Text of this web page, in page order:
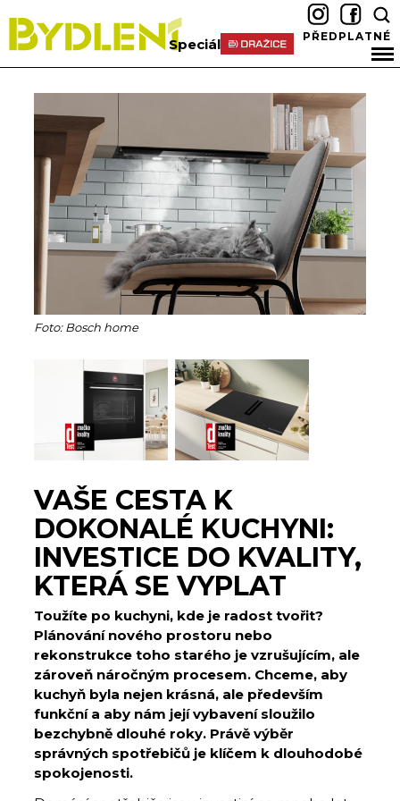
Speciál PŘEDPLATNÉ
Foto: Bosch home
VAŠE CESTA K
DOKONALÉ KUCHYNI:
INVESTICE DO KVALITY,
KTERÁ SE VYPLAT
Toužíte po kuchyni, kde je radost tvořit?
Plánování nového prostoru nebo
rekonstrukce toho starého je vzrušujícím, ale
zároveň náročným procesem. Chceme, aby
kuchyň byla nejen krásná, ale především
funkční a aby nám její vybavení sloužilo
bezchybně dlouhé roky. Právě výběr
správných spotřebičů je klíčem k dlouhodobé
spokojenosti.